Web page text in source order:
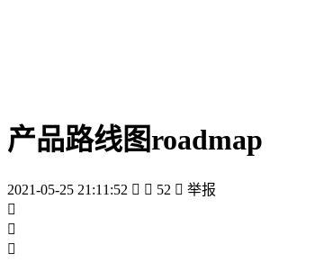
产品路线图roadmap
2021-05-25 21:11:52   52  举报


